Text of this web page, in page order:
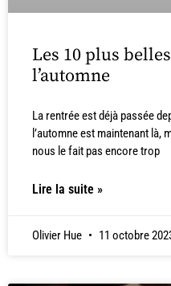
Les 10 plus
l’automne
La rentrée est déjà passée
l’automne est maintenant là,
nous le fait pas encore trop
Lire la suite »
Olivier Hue 11 octobre